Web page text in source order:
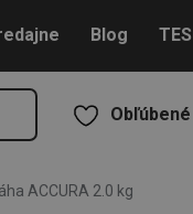
Blog
Obľúbené
ACCURA 2.0 kg